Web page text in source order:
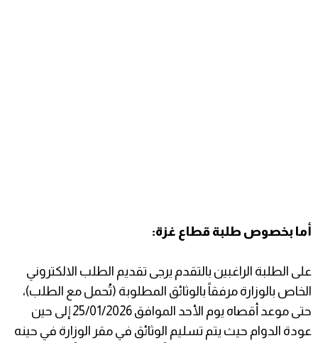
أما بخصوص طلبة قطاع غزة:
على الطلبة الراغبين بالتقدم يرجى تقديم الطلب الالكتروني
الخاص بالوزارة مرفقاً بالوثائق المطلوبة (تُحمل مع الطلب)،
حتى موعد أقصاه يوم الأحد الموافق 25/01/2026 إلى حين
عودة الدوام حيث يتم تسليم الوثائق في مقر الوزارة في حينه